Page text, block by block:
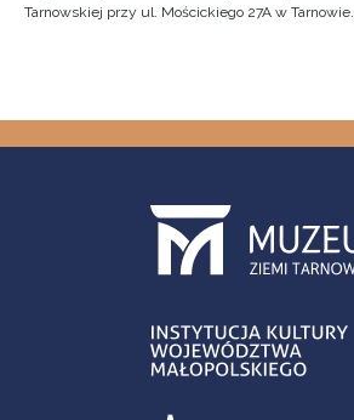
Tarnowskiej przy ul. Mościckiego 27A w Tarnowie.